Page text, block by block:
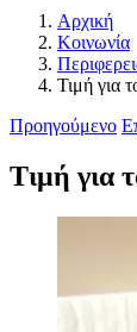
Αρχική
Κοινωνία
Τιμή για
Προηγούμενο
Τιμή για